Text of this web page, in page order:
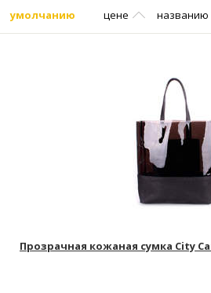
умолчанию цене названию
Прозрачная кожаная сумка City